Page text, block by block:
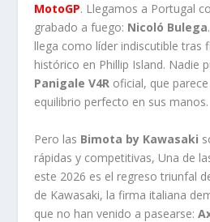
MotoGP. Llegamos a Portugal
grabado a fuego: Nicoló Bulega
llega como líder indiscutible tras
histórico en Phillip Island. Nadie
Panigale V4R oficial, que
equilibrio perfecto en sus manos.
Pero las Bimota by Kawasaki
rápidas y competitivas, Una de
este 2026 es el regreso triunfal
de Kawasaki, la firma italiana
que no han venido a pasearse: